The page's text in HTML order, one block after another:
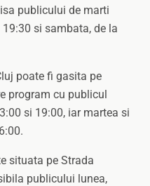
publicului de marti
si sambata, de la
poate fi gasita pe
program cu publicul
si 19:00, iar martea si
situata pe Strada
publicului lunea,